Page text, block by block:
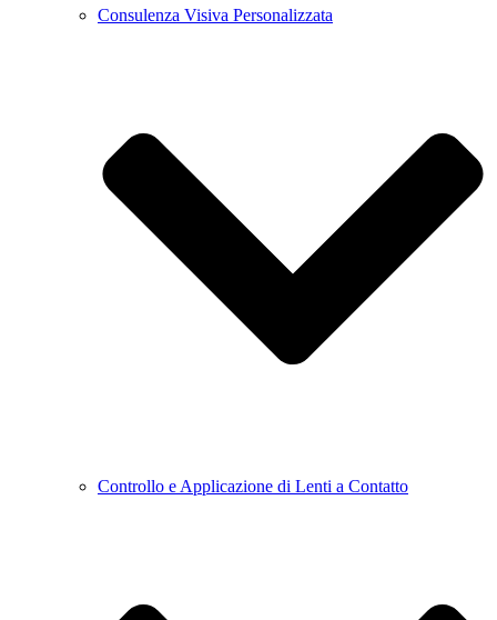
Consulenza Visiva Personalizzata
Controllo e Applicazione di Lenti a Contatto